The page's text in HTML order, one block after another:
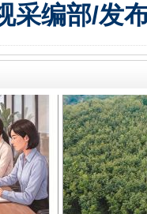
采编部/发